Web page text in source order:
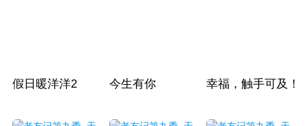
假日暖洋洋2 今生有你 幸福，触手可及！